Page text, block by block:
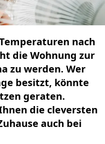
nach
die Wohnung zur
zu werden. Wer
besitzt, könnte
geraten.
die cleversten
auch bei